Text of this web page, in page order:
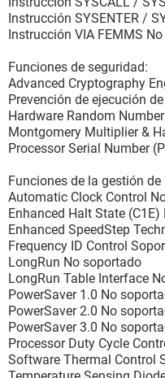
Tipo Interna
Estado Activado
Tamaño máximo 256 KB
Tamaño instalado 256 KB
Tipo de SRAM soportada
Tipo de SRAM actual
Identificación del socket
Propiedades del caché:
Tipo Interna
Estado Activado
Modo de operación Write-
Tamaño máximo 256 KB
Tamaño instalado 256 KB
Tipo de SRAM soportada
Tipo de SRAM actual
Identificación del socket
[ Módulos de memoria /
Instrucción SYSENTER /
Instrucción VIA FEMMS
Funciones de seguridad:
Advanced Cryptography
Prevención de ejecución
Hardware Random
Montgomery Multiplier &
Processor Serial Number
Funciones de la gestión de
Automatic Clock Control
Enhanced Halt State
Enhanced SpeedStep
Frequency ID Control
LongRun No soportado
LongRun Table Interface
PowerSaver 1.0 No
PowerSaver 2.0 No
PowerSaver 3.0 No
Processor Duty Cycle
Software Thermal Control